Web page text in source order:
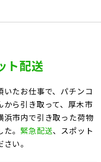
ト配送
たお仕事で、パチンコ
ら引き取って、厚木市
浜市内で引き取った荷物
。 緊急配送、スポット
い。